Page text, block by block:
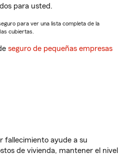
para usted.
para ver una lista completa de la
cubiertas.
seguro de pequeñas empresas
fallecimiento ayude a su
de vivienda, mantener el nivel